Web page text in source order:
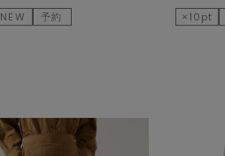
NEW 予約 ×10pt